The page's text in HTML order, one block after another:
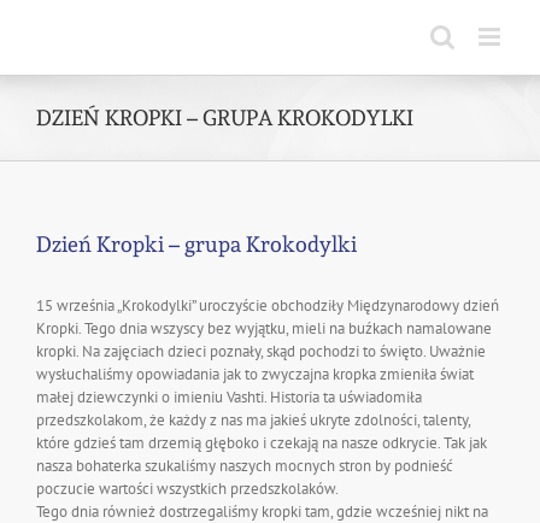
DZIEŃ KROPKI – GRUPA KROKODYLKI
Dzień Kropki – grupa Krokodylki
15 września „Krokodylki” uroczyście obchodziły Międzynarodowy dzień
Kropki. Tego dnia wszyscy bez wyjątku, mieli na buźkach namalowane
kropki. Na zajęciach dzieci poznały, skąd pochodzi to święto. Uważnie
wysłuchaliśmy opowiadania jak to zwyczajna kropka zmieniła świat
małej dziewczynki o imieniu Vashti. Historia ta uświadomiła
przedszkolakom, że każdy z nas ma jakieś ukryte zdolności, talenty,
które gdzieś tam drzemią głęboko i czekają na nasze odkrycie. Tak jak
nasza bohaterka szukaliśmy naszych mocnych stron by podnieść
poczucie wartości wszystkich przedszkolaków.
Tego dnia również dostrzegaliśmy kropki tam, gdzie wcześniej nikt na